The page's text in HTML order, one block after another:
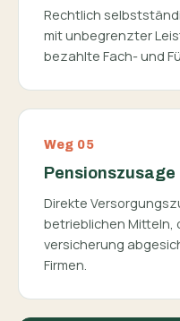
Rechtlich
mit unbegrenzter
bezahlte Fach- und
Weg 05
Pensionszusage
Direkte
betrieblichen Mitteln,
versicherung
Firmen.